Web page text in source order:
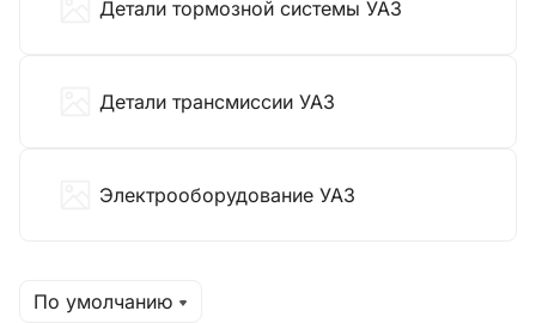
Детали тормозной системы УАЗ
Детали трансмиссии УАЗ
Электрооборудование УАЗ
По умолчанию